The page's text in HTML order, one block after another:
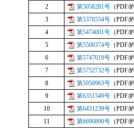
2
第5058281号 （PDF/
3
第5376554号 （PDF/
4
第5474001号 （PDF/
5
第5500374号 （PDF/
6
第5747019号 （
7
第5752732号 （
8
第5950963号 （
9
第6351549号 （
10
第6431239号 （
11
第6690890号 （